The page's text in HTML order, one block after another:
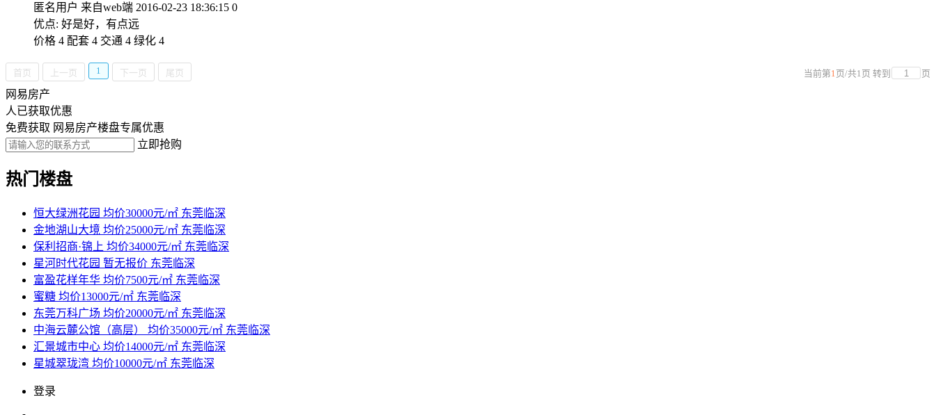
匿名用户 来自web端 2016-02-23 18:36:15 0
优点: 好是好，有点远
价格 4 配套 4 交通 4 绿化 4
首页 上一页 1 下一页 尾页 当前第1 页/共1 页 转到 页
网易房产
人已获取优惠
免费获取 网易房产楼盘专属优惠
立即抢购
热门楼盘
恒大绿洲花园 均价30000元/㎡ 东莞临深
金地湖山大境 均价25000元/㎡ 东莞临深
保利招商·锦上 均价34000元/㎡ 东莞临深
星河时代花园 暂无报价 东莞临深
富盈花样年华 均价7500元/㎡ 东莞临深
蜜糖 均价13000元/㎡ 东莞临深
东莞万科广场 均价20000元/㎡ 东莞临深
中海云麓公馆（高层）
均价35000元/㎡ 东莞临深
汇景城市中心 均价14000元/㎡ 东莞临深
星城翠珑湾 均价10000元/㎡ 东莞临深
登录